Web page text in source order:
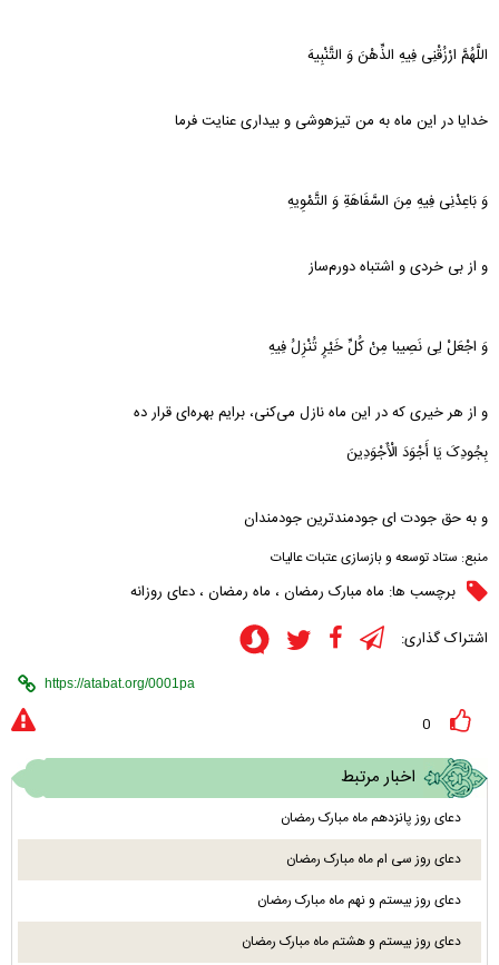
اللَّهُمَّ ارْزُقْنِی فِیهِ الذِّهْنَ وَ التَّنْبِیهَ
خدایا در این ماه به من تیزهوشی و بیداری عنایت فرما
وَ بَاعِدْنِی فِیهِ مِنَ السَّفَاهَةِ وَ التَّمْوِیهِ
و از بی خردی و اشتباه دورم‌ساز
وَ اجْعَلْ لِی نَصِیبا مِنْ کُلِّ خَیْرٍ تُنْزِلُ فِیهِ
و از هر خیری که در این ماه نازل می‌کنی، برایم بهره‌ای قرار ده
بِجُودِکَ یَا أَجْوَدَ الْأَجْوَدِینَ
و به حق جودت ای جودمندترین جودمندان
منبع: ستاد توسعه و بازسازی عتبات عالیات
برچسب ها: ماه مبارک رمضان ، ماه رمضان ، دعای روزانه
اشتراک گذاری:
0
اخبار مرتبط
دعای روز پانزدهم ماه مبارک رمضان
دعای روز سی ام ماه مبارک رمضان
دعای روز بیستم و نهم ماه مبارک رمضان
دعای روز بیستم و هشتم ماه مبارک رمضان